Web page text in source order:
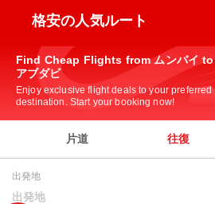
格安の人気ルート
Find Cheap Flights from ムンバイ to
アブダビ
Enjoy exclusive flight deals to your preferred
destination. Start your booking now!
片道 往復
出発地
出発地